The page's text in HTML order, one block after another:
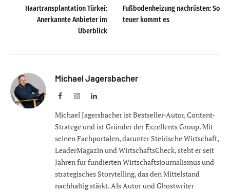
Haartransplantation Türkei:
Anerkannte Anbieter im
Überblick
Fußbodenheizung nachrüsten: So
teuer kommt es
Michael Jagersbacher
FacebookInstagramLinkedIn
Michael Jagersbacher ist Bestseller-Autor, Content-
Stratege und ist Gründer der Exzellents Group. Mit
seinen Fachportalen, darunter Steirische Wirtschaft,
LeaderMagazin und WirtschaftsCheck, steht er seit
Jahren für fundierten Wirtschaftsjournalismus und
strategisches Storytelling, das den Mittelstand
nachhaltig stärkt. Als Autor und Ghostwriter